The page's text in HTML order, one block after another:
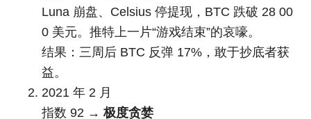
Luna 崩盘、Celsius 停提现，BTC 跌破 28 00
0 美元。推特上一片“游戏结束”的哀嚎。
结果：三周后 BTC 反弹 17%，敢于抄底者获
益。
2021 年 2 月
指数 92 →极度贪婪